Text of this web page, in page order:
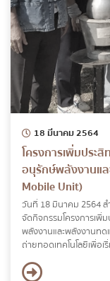
18 มีนาคม 2564
โครงการเพิ่มประ
อนุรักษ์พลังงานและพ
Mobile Unit)
วันที่ 18 มีนาคม 2564 สำนักงานพลังงานจังหวัดสุราษฎร์ธานีได้เข้าร่วม
จัดกิจกรรมโครงการเ
พลังงานและพลังงานทดแทนเคลื่อนที่ (Energy
ถ่ายทอดเทคโนโลยีเพื่อเริ่มต้นฤดูก
ประสิทธิภาพการผลิตสินค้าเกษตร ตำบลคลองน้อย
สุราษฎร์ธานี